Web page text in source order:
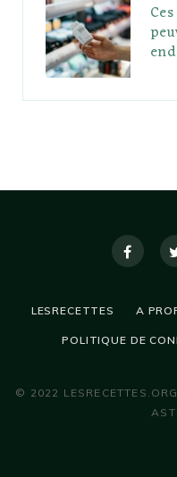
LESRECETTES A
POLITIQUE DE
© 2022